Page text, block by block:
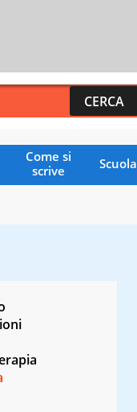
Come si
scrive
Scuola